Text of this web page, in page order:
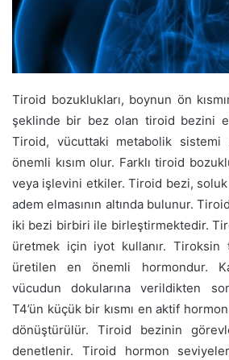
Tiroid bozuklukları, boynun ön
şeklinde bir bez olan tiroid bezini
Tiroid, vücuttaki metabolik sistemi
önemli kısım olur. Farklı tiroid
veya işlevini etkiler. Tiroid bezi, soluk
adem elmasının altında bulunur.
iki bezi birbiri ile birleştirmektedir.
üretmek için iyot kullanır. Tiroksin
üretilen en önemli hormondur.
vücudun dokularına verildikten
T4’ün küçük bir kısmı en aktif
dönüştürülür. Tiroid bezinin
denetlenir. Tiroid hormon